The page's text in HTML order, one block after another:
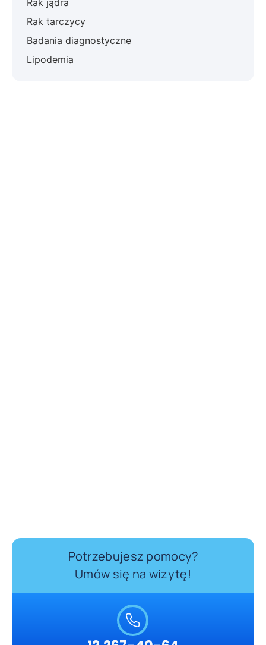
Rak jądra
Rak tarczycy
Badania diagnostyczne
Lipodemia
Potrzebujesz pomocy?
Umów się na wizytę!